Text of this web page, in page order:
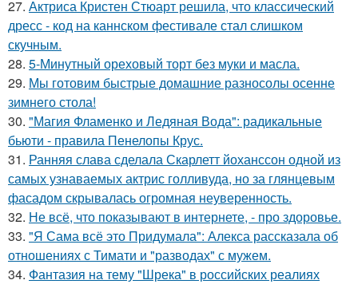
27. Актриса Кристен Стюарт решила, что классический
дресс - код на каннском фестивале стал слишком
скучным.
28. 5-Минутный ореховый торт без муки и масла.
29. Мы готовим быстрые домашние разносолы осенне
зимнего стола!
30. "Магия Фламенко и Ледяная Вода": радикальные
бьюти - правила Пенелопы Крус.
31. Ранняя слава сделала Скарлетт йоханссон одной из
самых узнаваемых актрис голливуда, но за глянцевым
фасадом скрывалась огромная неуверенность.
32. Не всё, что показывают в интернете, - про здоровье.
33. "Я Сама всё это Придумала": Алекса рассказала об
отношениях с Тимати и "разводах" с мужем.
34. Фантазия на тему "Шрека" в российских реалиях